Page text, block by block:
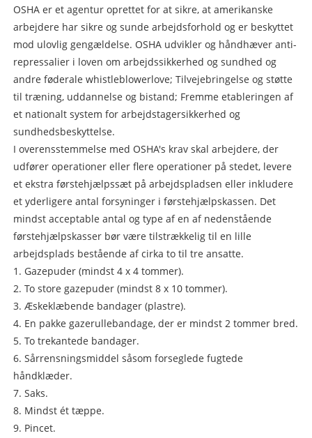
OSHA er et agentur oprettet for at sikre, at amerikanske
arbejdere har sikre og sunde arbejdsforhold og er beskyttet
mod ulovlig gengældelse. OSHA udvikler og håndhæver anti-
repressalier i loven om arbejdssikkerhed og sundhed og
andre føderale whistleblowerlove; Tilvejebringelse og støtte
til træning, uddannelse og bistand; Fremme etableringen af ​​
et nationalt system for arbejdstagersikkerhed og
sundhedsbeskyttelse.
I overensstemmelse med OSHA's krav skal arbejdere, der
udfører operationer eller flere operationer på stedet, levere
et ekstra førstehjælpssæt på arbejdspladsen eller inkludere
et yderligere antal forsyninger i førstehjælpskassen. Det
mindst acceptable antal og type af en af ​​nedenstående
førstehjælpskasser bør være tilstrækkelig til en lille
arbejdsplads bestående af cirka to til tre ansatte.
1. Gazepuder (mindst 4 x 4 tommer).
2. To store gazepuder (mindst 8 x 10 tommer).
3. Æskeklæbende bandager (plastre).
4. En pakke gazerullebandage, der er mindst 2 tommer bred.
5. To trekantede bandager.
6. Sårrensningsmiddel såsom forseglede fugtede
håndklæder.
7. Saks.
8. Mindst ét ​​tæppe.
9. Pincet.